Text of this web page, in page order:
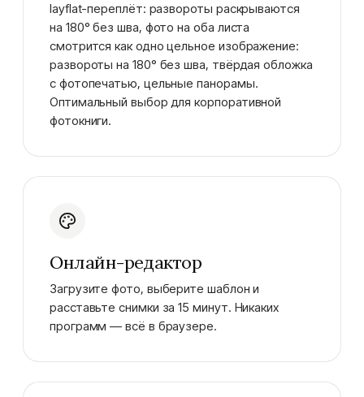
layflat-переплёт: развороты раскрываются
на 180° без шва, фото на оба листа
смотрится как одно цельное изображение:
развороты на 180° без шва, твёрдая обложка
с фотопечатью, цельные панорамы.
Оптимальный выбор для корпоративной
фотокниги.
Онлайн-редактор
Загрузите фото, выберите шаблон и
расставьте снимки за 15 минут. Никаких
программ — всё в браузере.